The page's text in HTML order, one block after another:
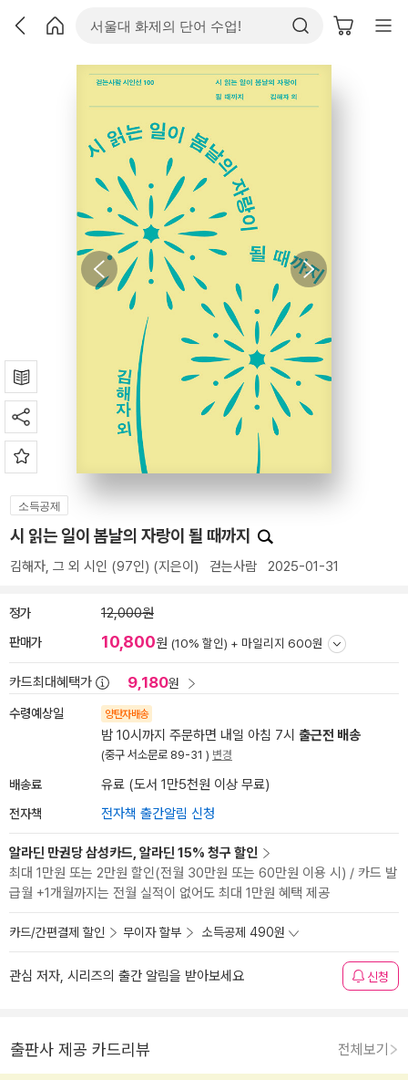
소득공제
시 읽는 일이 봄날의 자랑이 될 때까지
김해자, 그 외 시인 (97인) (지은이) 걷는사람 2025-01-31
정가 12,000원
판매가 10,800원 (10% 할인) + 마일리지 600원
카드최대혜택가 9,180원
수령예상일 양탄자배송
밤 10시까지 주문하면 내일 아침 7시 출근전 배송
(중구 서소문로 89-31 ) 변경
배송료 유료 (도서 1만5천원 이상 무료)
전자책 전자책 출간알림 신청
알라딘 만권당 삼성카드, 알라딘 15% 청구 할인
최대 1만원 또는 2만원 할인(전월 30만원 또는 60만원 이용 시) / 카드 발
급월 +1개월까지는 전월 실적이 없어도 최대 1만원 혜택 제공
카드/간편결제 할인 무이자 할부 소득공제 490원
관심 저자, 시리즈의 출간 알림을 받아보세요 신청
출판사 제공 카드리뷰 전체보기